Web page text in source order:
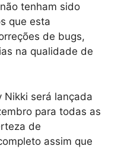
tenham sido
que esta
de bugs,
na qualidade de
Nikki será lançada
para todas as
de
assim que